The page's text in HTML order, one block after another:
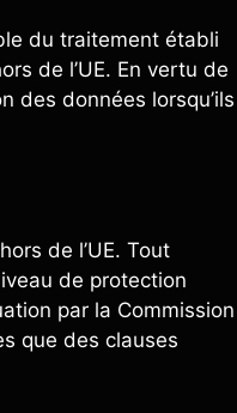
du traitement établi
de l’UE. En vertu de
des données lorsqu’ils
de l’UE. Tout
de protection
par la Commission
que des clauses